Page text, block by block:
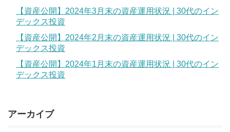
【資産公開】2024年3月末の資産運用状況 | 30代のイン
デックス投資
【資産公開】2024年2月末の資産運用状況 | 30代のイン
デックス投資
【資産公開】2024年1月末の資産運用状況 | 30代のイン
デックス投資
アーカイブ